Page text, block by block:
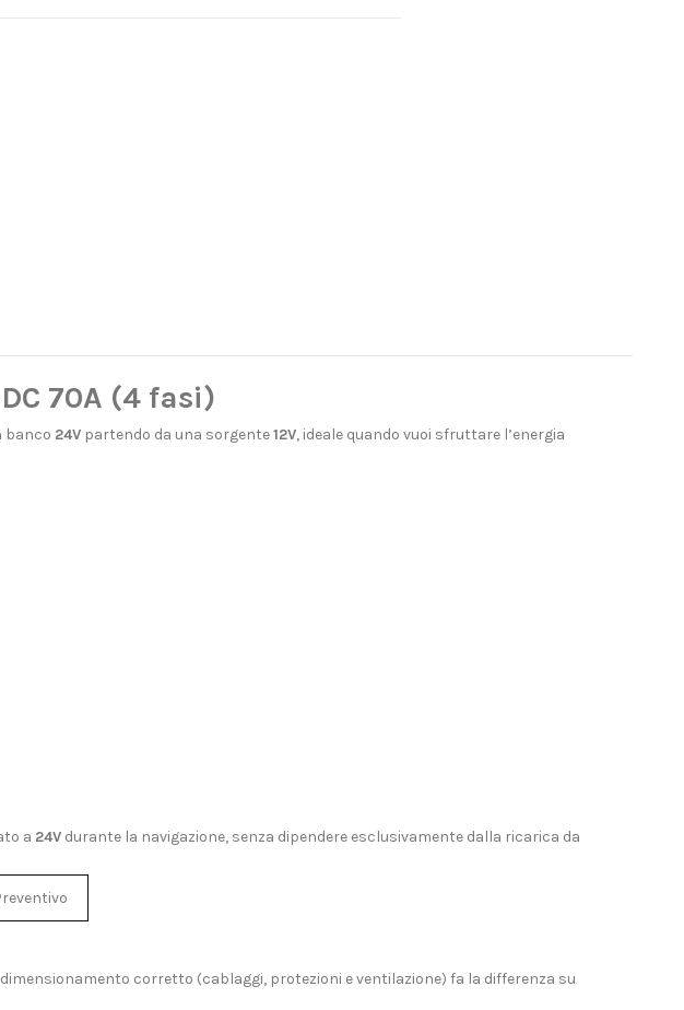
70A (4 fasi)
banco 24Vpartendo da una sorgente12V, ideale quando vuoi sfruttare l’energia
a 24Vdurante la navigazione, senza dipendere esclusivamente dalla ricarica da
corretto (cablaggi, protezioni e ventilazione) fa la differenza su